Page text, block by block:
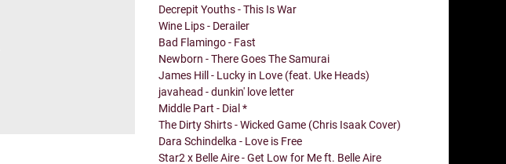
Decrepit Youths - This Is War
Wine Lips - Derailer
Bad Flamingo - Fast
Newborn - There Goes The Samurai
James Hill - Lucky in Love (feat. Uke Heads)
javahead - dunkin' love letter
Middle Part - Dial *
The Dirty Shirts - Wicked Game (Chris Isaak Cover)
Dara Schindelka - Love is Free
Star2 x Belle Aire - Get Low for Me ft. Belle Aire